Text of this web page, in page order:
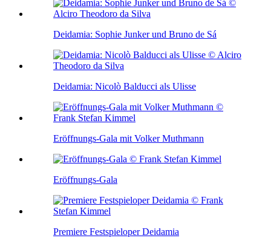
Deidamia: Sophie Junker und Bruno de Sá
Deidamia: Nicolò Balducci als Ulisse
Eröffnungs-Gala mit Volker Muthmann
Eröffnungs-Gala
Premiere Festspieloper Deidamia